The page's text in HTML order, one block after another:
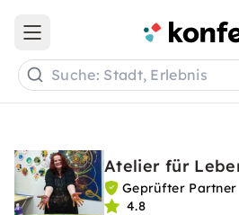
Open main menu
Suche: Stadt, Erlebnis
Atelier für
Geprüfter Partner
4.8